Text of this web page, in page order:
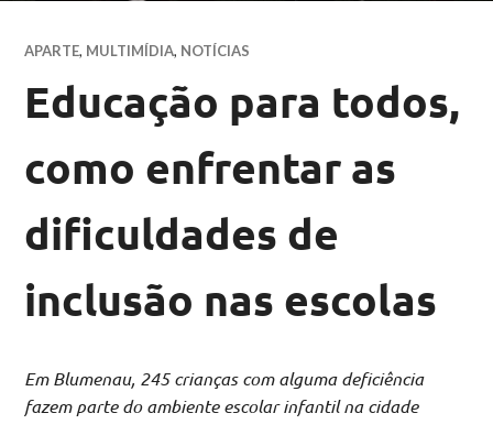
APARTE, MULTIMÍDIA, NOTÍCIAS
Educação para todos,
como enfrentar as
dificuldades de
inclusão nas escolas
Em Blumenau, 245 crianças com alguma deficiência
fazem parte do ambiente escolar infantil na cidade